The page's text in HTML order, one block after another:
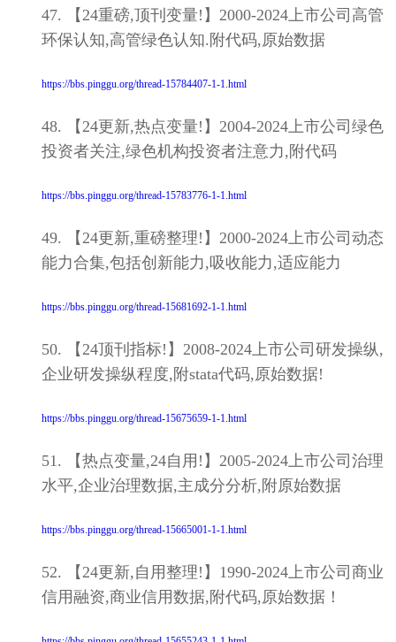
47. 【24重磅,顶刊变量!】2000-2024上市公司高管
环保认知,高管绿色认知.附代码,原始数据
https://bbs.pinggu.org/thread-15784407-1-1.html
48. 【24更新,热点变量!】2004-2024上市公司绿色
投资者关注,绿色机构投资者注意力,附代码
https://bbs.pinggu.org/thread-15783776-1-1.html
49. 【24更新,重磅整理!】2000-2024上市公司动态
能力合集,包括创新能力,吸收能力,适应能力
https://bbs.pinggu.org/thread-15681692-1-1.html
50. 【24顶刊指标!】2008-2024上市公司研发操纵,
企业研发操纵程度,附stata代码,原始数据!
https://bbs.pinggu.org/thread-15675659-1-1.html
51. 【热点变量,24自用!】2005-2024上市公司治理
水平,企业治理数据,主成分分析,附原始数据
https://bbs.pinggu.org/thread-15665001-1-1.html
52. 【24更新,自用整理!】1990-2024上市公司商业
信用融资,商业信用数据,附代码,原始数据！